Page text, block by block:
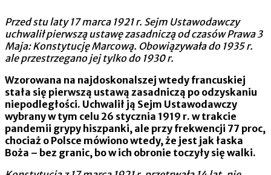
Przed stu laty 17 marca 1921 r. Sejm Ustawodawczy
uchwalił pierwszą ustawę zasadniczą od czasów Prawa 3
Maja: Konstytucję Marcową. Obowiązywała do 1935 r.
ale przestrzegano jej tylko do 1930 r.
Wzorowana na najdoskonalszej wtedy francuskiej
stała się pierwszą ustawą zasadniczą po odzyskaniu
niepodległości. Uchwalił ją Sejm Ustawodawczy
wybrany w tym celu 26 stycznia 1919 r. w trakcie
pandemii grypy hiszpanki, ale przy frekwencji 77 proc,
chociaż o Polsce mówiono wtedy, że jest jak łaska
Boża – bez granic, bo w ich obronie toczyły się walki.